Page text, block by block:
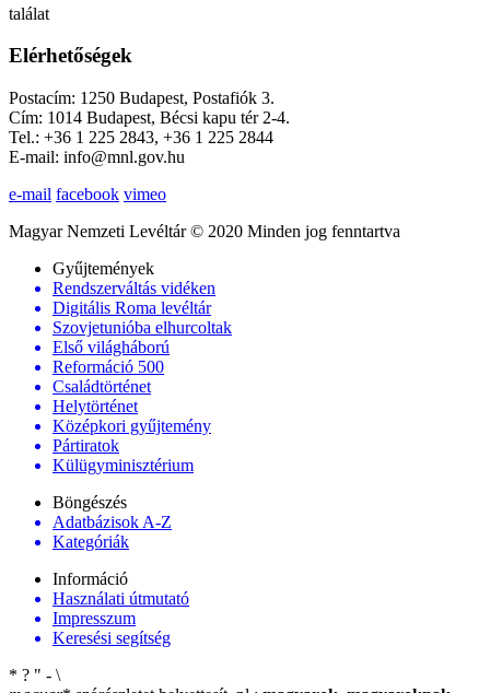
találat
Elérhetőségek
Postacím: 1250 Budapest, Postafiók 3.
Cím: 1014 Budapest, Bécsi kapu tér 2-4.
Tel.: +36 1 225 2843, +36 1 225 2844
E-mail: info@mnl.gov.hu
e-mail facebook vimeo
Magyar Nemzeti Levéltár © 2020 Minden jog fenntartva
Gyűjtemények
Rendszerváltás vidéken
Digitális Roma levéltár
Szovjetunióba elhurcoltak
Első világháború
Reformáció 500
Családtörténet
Helytörténet
Középkori gyűjtemény
Pártiratok
Külügyminisztérium
Böngészés
Adatbázisok A-Z
Kategóriák
Információ
Használati útmutató
Impresszum
Keresési segítség
* ? " - \